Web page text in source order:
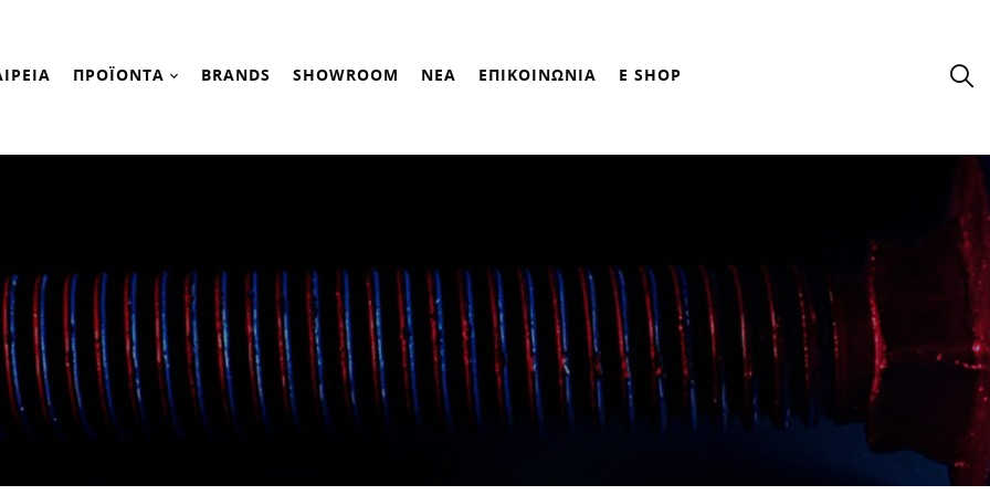
ΠΡΟΪΟΝΤΑ BRANDS SHOWROOM ΝΕΑ ΕΠΙΚΟΙΝΩΝΙΑ E SHOP